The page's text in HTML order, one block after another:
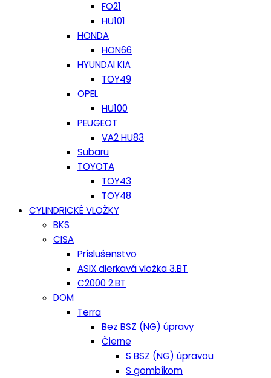
FO21
HU101
HONDA
HON66
HYUNDAI KIA
TOY49
OPEL
HU100
PEUGEOT
VA2 HU83
Subaru
TOYOTA
TOY43
TOY48
CYLINDRICKÉ VLOŽKY
BKS
CISA
Príslušenstvo
ASIX dierkavá vložka 3.BT
C2000 2.BT
DOM
Terra
Bez BSZ (NG) úpravy
Čierne
S BSZ (NG) úpravou
S gombíkom